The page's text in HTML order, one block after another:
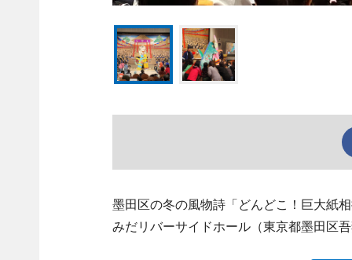
墨田区の冬の風物詩「どんどこ！巨大紙
みだリバーサイドホール（東京都墨田区